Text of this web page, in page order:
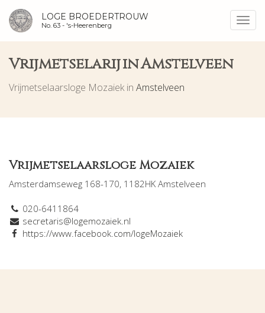
LOGE BROEDERTROUW
No. 63 - 's-Heerenberg
Vrijmetselarij in Amstelveen
Vrijmetselaarsloge Mozaiek in Amstelveen
Vrijmetselaarsloge Mozaiek
Amsterdamseweg 168-170, 1182HK Amstelveen
020-6411864
secretaris@logemozaiek.nl
https://www.facebook.com/logeMozaiek